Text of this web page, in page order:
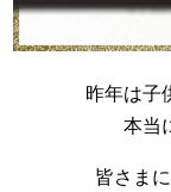
昨年は子
本当
皆さま